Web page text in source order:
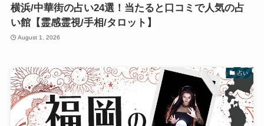
横浜/中華街の占い24選！当たると口コミで人気の占
い館【霊感霊視/手相/タロット】
August 1, 2026
占い